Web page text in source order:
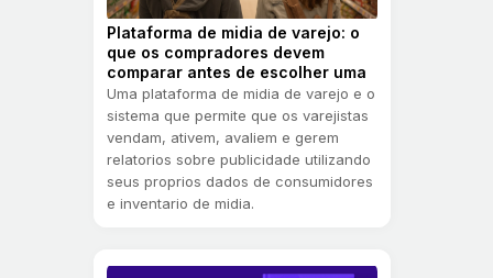
Plataforma de midia de varejo: o
que os compradores devem
comparar antes de escolher uma
Uma plataforma de midia de varejo e o
sistema que permite que os varejistas
vendam, ativem, avaliem e gerem
relatorios sobre publicidade utilizando
seus proprios dados de consumidores
e inventario de midia.